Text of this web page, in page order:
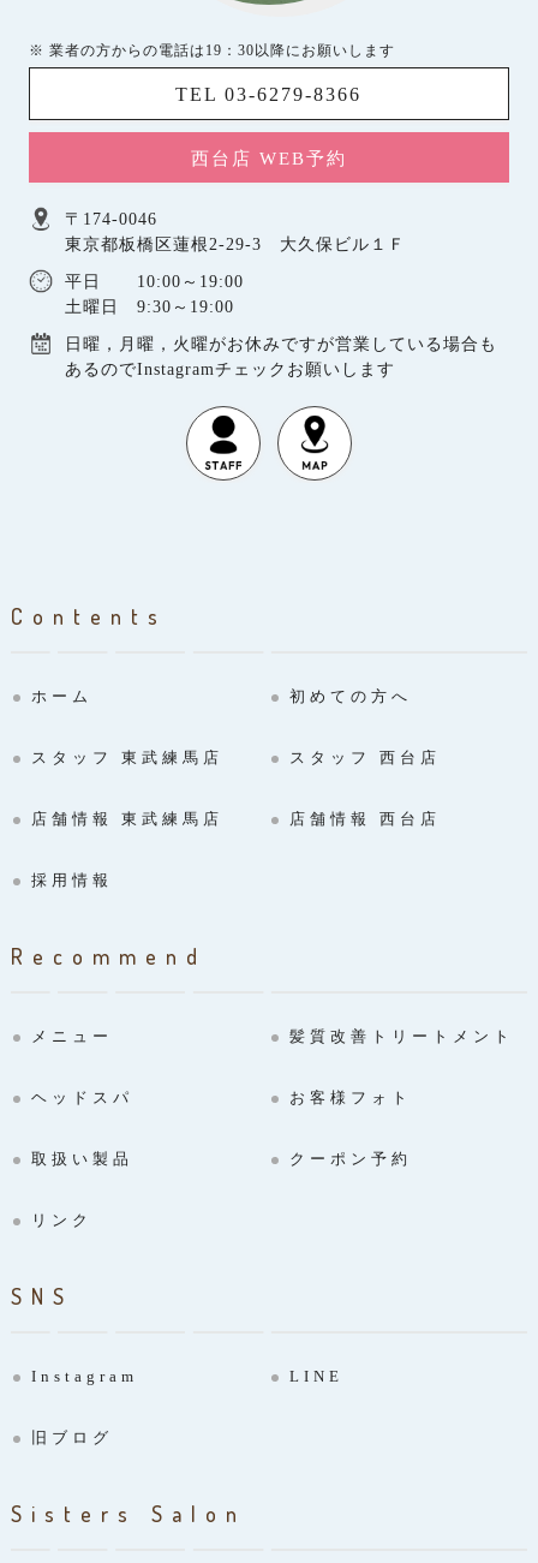
※ 業者の方からの電話は19：30以降にお願いします
TEL 03-6279-8366
西台店 WEB予約
〒174-0046
東京都板橋区蓮根2-29-3 大久保ビル１Ｆ
平日 10:00～19:00
土曜日 9:30～19:00
日曜，月曜，火曜がお休みですが営業している場合も
あるのでInstagramチェックお願いします
Contents
ホーム 初めての方へ
スタッフ 東武練馬店 スタッフ 西台店
店舗情報 東武練馬店 店舗情報 西台店
採用情報
Recommend
メニュー 髪質改善トリートメント
ヘッドスパ お客様フォト
取扱い製品 クーポン予約
リンク
SNS
Instagram LINE
旧ブログ
Sisters Salon